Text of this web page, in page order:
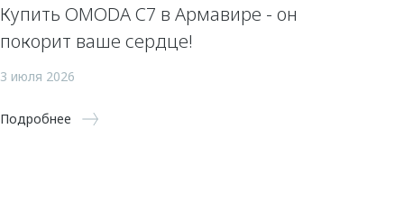
Купить OMODA C7 в Армавире - он
покорит ваше сердце!
3 июля 2026
Подробнее